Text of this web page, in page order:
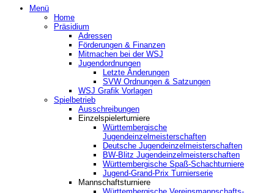
Menü
Home
Präsidium
Adressen
Förderungen & Finanzen
Mitmachen bei der WSJ
Jugendordnungen
Letzte Änderungen
SVW Ordnungen & Satzungen
WSJ Grafik Vorlagen
Spielbetrieb
Ausschreibungen
Einzelspielerturniere
Württembergische
Jugendeinzelmeisterschaften
Deutsche Jugendeinzelmeisterschaften
BW-Blitz Jugendeinzelmeisterschaften
Württembergische Spaß-Schachturniere
Jugend-Grand-Prix Turnierserie
Mannschaftsturniere